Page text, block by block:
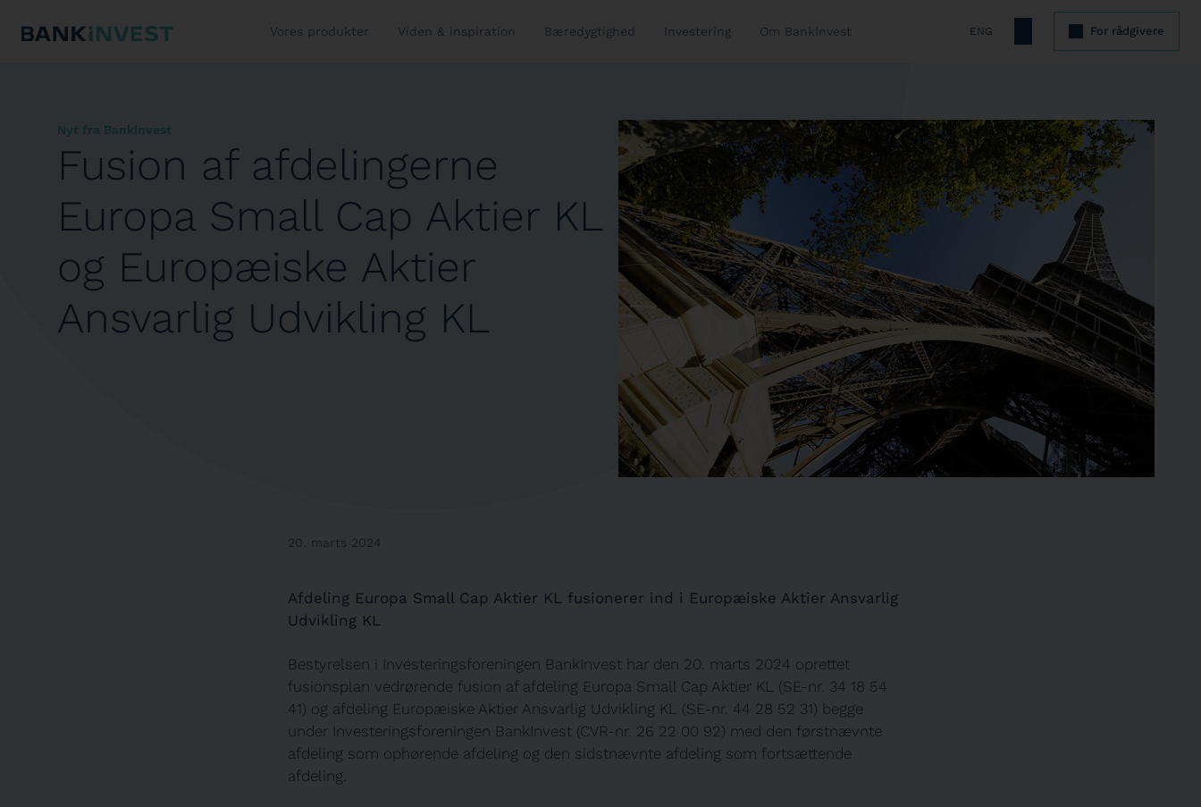
Vores produkter Viden & inspiration Bæredygtighed Investering Om BankInvest ENG For rådgivere
Nyt fra BankInvest
Fusion af afdelingerne
Europa Small Cap Aktier KL
og Europæiske Aktier
Ansvarlig Udvikling KL
20. marts 2024
Afdeling Europa Small Cap Aktier KL fusionerer ind i Europæiske Aktier Ansvarlig
Udvikling KL
Bestyrelsen i Investeringsforeningen BankInvest har den 20. marts 2024 oprettet
fusionsplan vedrørende fusion af afdeling Europa Small Cap Aktier KL (SE-nr. 34 18 54
41) og afdeling Europæiske Aktier Ansvarlig Udvikling KL (SE-nr. 44 28 52 31) begge
under Investeringsforeningen BankInvest (CVR-nr. 26 22 00 92) med den førstnævnte
afdeling som ophørende afdeling og den sidstnævnte afdeling som fortsættende
afdeling.